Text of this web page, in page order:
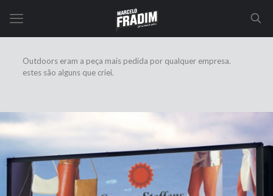
Outdoors eram a peça mais pedida por qualquer empresa.
estes são alguns que criei.